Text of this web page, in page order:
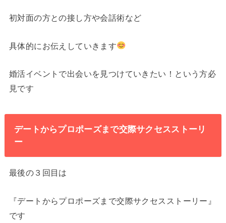
初対面の方との接し方や会話術など
具体的にお伝えしていきます
婚活イベントで出会いを見つけていきたい！という方必
見です
デートからプロポーズまで交際サクセスストーリ
ー
最後の３回目は
『デートからプロポーズまで交際サクセスストーリー』
です